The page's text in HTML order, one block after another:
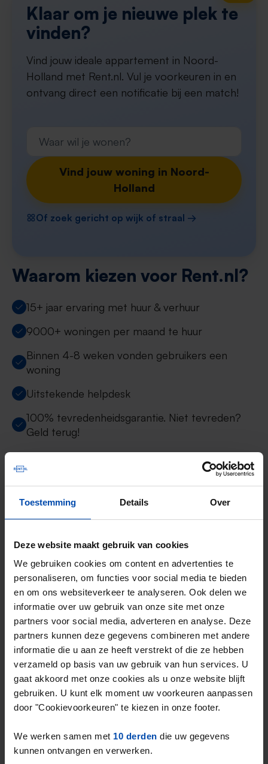
Toestemming Details Over
Deze website maakt gebruik van cookies
We gebruiken cookies om content en advertenties te
personaliseren, om functies voor social media te bieden
en om ons websiteverkeer te analyseren. Ook delen we
informatie over uw gebruik van onze site met onze
partners voor social media, adverteren en analyse. Deze
partners kunnen deze gegevens combineren met andere
informatie die u aan ze heeft verstrekt of die ze hebben
verzameld op basis van uw gebruik van hun services. U
gaat akkoord met onze cookies als u onze website blijft
gebruiken. U kunt elk moment uw voorkeuren aanpassen
door "Cookievoorkeuren" te kiezen in onze footer.
We werken samen met 10 derden die uw gegevens
kunnen ontvangen en verwerken.
Klaar om je nieuwe plek te
vinden?
Vind jouw ideale appartement in Noord-
Holland met Rent.nl. Vul je voorkeuren in en
ontvang direct een notificatie bij een match!
Vind jouw woning in Noord-
Holland
Of zoek gericht op wijk of straal →
Waarom kiezen voor Rent.nl?
15+ jaar ervaring met huur & verhuur
9000+ woningen per maand te huur
Binnen 4-8 weken vonden gebruikers een
woning
Uitstekende helpdesk
100% tevredenheidsgarantie. Niet tevreden?
Geld terug!
Nieuw
Appartement Kennedylaan
Haarlem
€ 1.200p/m
23 uur geleden gevonden
Gevonden op: Gnagnagna.nl
57m² 1 kamer Bekijk & reageer →